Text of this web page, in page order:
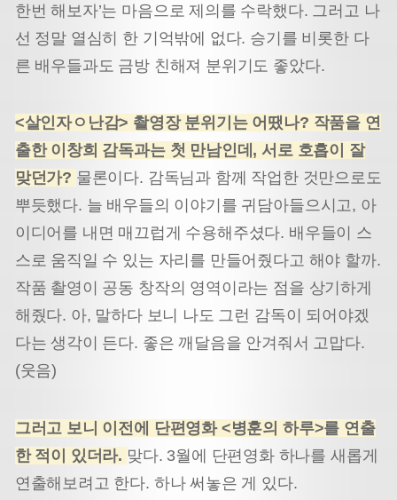
한번 해보자’는 마음으로 제의를 수락했다. 그러고 나
선 정말 열심히 한 기억밖에 없다. 승기를 비롯한 다
른 배우들과도 금방 친해져 분위기도 좋았다.
<살인자ㅇ난감> 촬영장 분위기는 어땠나? 작품을 연
출한 이창희 감독과는 첫 만남인데, 서로 호흡이 잘
맞던가? 물론이다. 감독님과 함께 작업한 것만으로도
뿌듯했다. 늘 배우들의 이야기를 귀담아들으시고, 아
이디어를 내면 매끄럽게 수용해주셨다. 배우들이 스
스로 움직일 수 있는 자리를 만들어줬다고 해야 할까.
작품 촬영이 공동 창작의 영역이라는 점을 상기하게
해줬다. 아, 말하다 보니 나도 그런 감독이 되어야겠
다는 생각이 든다. 좋은 깨달음을 안겨줘서 고맙다.
(웃음)
그러고 보니 이전에 단편영화 <병훈의 하루>를 연출
한 적이 있더라. 맞다. 3월에 단편영화 하나를 새롭게
연출해보려고 한다. 하나 써놓은 게 있다.